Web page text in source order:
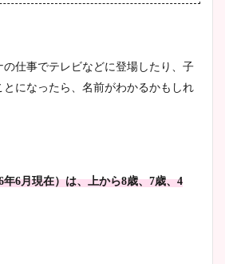
仕事でテレビなどに登場したり、子
になったら、名前がわかるかもしれ
年6月現在）は、上から8歳、7歳、4